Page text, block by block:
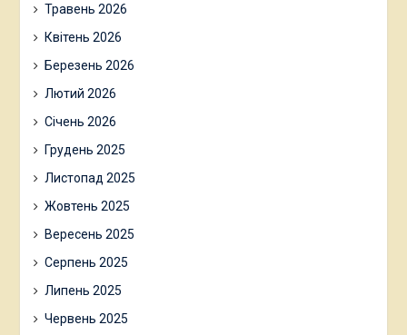
Травень 2026
Квітень 2026
Березень 2026
Лютий 2026
Січень 2026
Грудень 2025
Листопад 2025
Жовтень 2025
Вересень 2025
Серпень 2025
Липень 2025
Червень 2025